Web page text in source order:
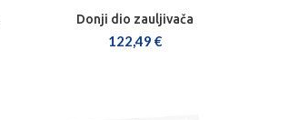
DODAJ U KOŠARICU
Donji dio zauljivača
122,49 €